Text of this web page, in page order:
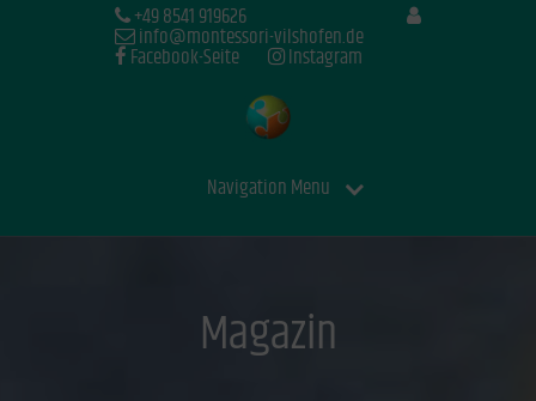
+49 8541 919626
info@montessori-vilshofen.de
Facebook-Seite Instagram
Navigation Menu
Magazin